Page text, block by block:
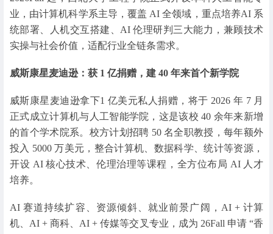
业，由计算机科学系主导，覆盖 AI 全领域，重点培养AI 系
统部署、人机交互搭建、AI 伦理研判三大能力，兼顾技术
实操与社会价值，适配行业全链条需求。
威斯康星麦迪逊：获 1 亿捐赠，建 40 年来首个新学院
威斯康星麦迪逊拿下1 亿美元私人捐赠，将于 2026 年 7 月
正式成立计算机与人工智能学院，这是该校 40 余年来新增
的首个学术院系。校方计划招聘 50 名全职教授，每年额外
投入 5000 万美元，整合计算机、数据科学、统计等资源，
开设 AI 核心技术、伦理治理等课程，全方位布局 AI 人才
培养。
AI 赛道持续扩容、资源倾斜、就业前景广阔，AI + 计算
机、AI + 商科、AI + 传媒等交叉专业，成为 26Fall 申请 “香